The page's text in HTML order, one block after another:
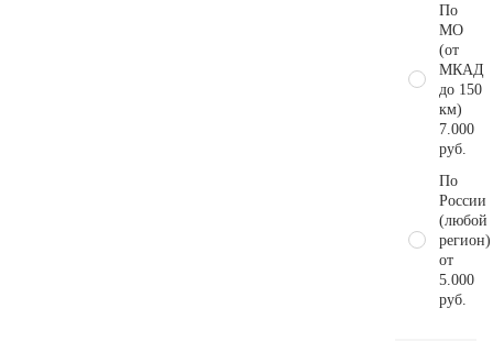
По
МО
(от
МКАД
до 150
км)
7.000
руб.
По
России
(любой
регион)
от
5.000
руб.